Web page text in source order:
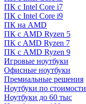
ПК с Intel Core i7
ПК с Intel Core i9
ПК на AMD
ПК с AMD Ryzen 5
ПК c AMD Ryzen 7
ПК с AMD Ryzen 9
Игровые ноутбуки
Офисные ноутбуки
Премиальные решения
Ноутбуки по стоимости
Ноутбуки до 60 тыс